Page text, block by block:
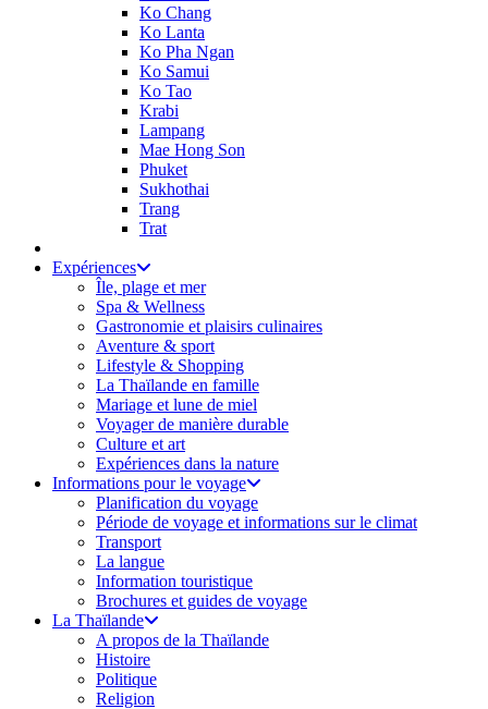
Ko Chang
Ko Lanta
Ko Pha Ngan
Ko Samui
Ko Tao
Krabi
Lampang
Mae Hong Son
Phuket
Sukhothai
Trang
Trat
Expériences
Île, plage et mer
Spa & Wellness
Gastronomie et plaisirs culinaires
Aventure & sport
Lifestyle & Shopping
La Thaïlande en famille
Mariage et lune de miel
Voyager de manière durable
Culture et art
Expériences dans la nature
Informations pour le voyage
Planification du voyage
Période de voyage et informations sur le climat
Transport
La langue
Information touristique
Brochures et guides de voyage
La Thaïlande
A propos de la Thaïlande
Histoire
Politique
Religion